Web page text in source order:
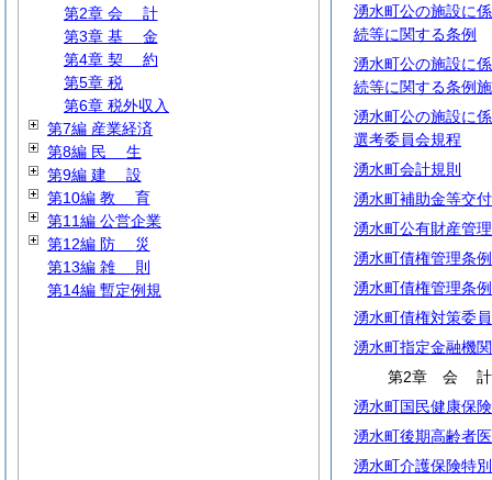
湧水町公の施設に
続等に関する条例
湧水町公の施設に
続等に関する条例
湧水町公の施設に
選考委員会規程
湧水町会計規則
湧水町補助金等交
湧水町公有財産管
湧水町債権管理条例
湧水町債権管理条
湧水町債権対策委
湧水町指定金融機
第2章 会計
湧水町国民健康保
湧水町後期高齢者
湧水町介護保険特
第2章 会 計
第3章 基 金
第4章 契 約
第5章 税
第6章 税外収入
第7編 産業経済
第8編 民 生
第9編 建 設
第10編 教 育
第11編 公営企業
第12編 防 災
第13編 雑 則
第14編 暫定例規